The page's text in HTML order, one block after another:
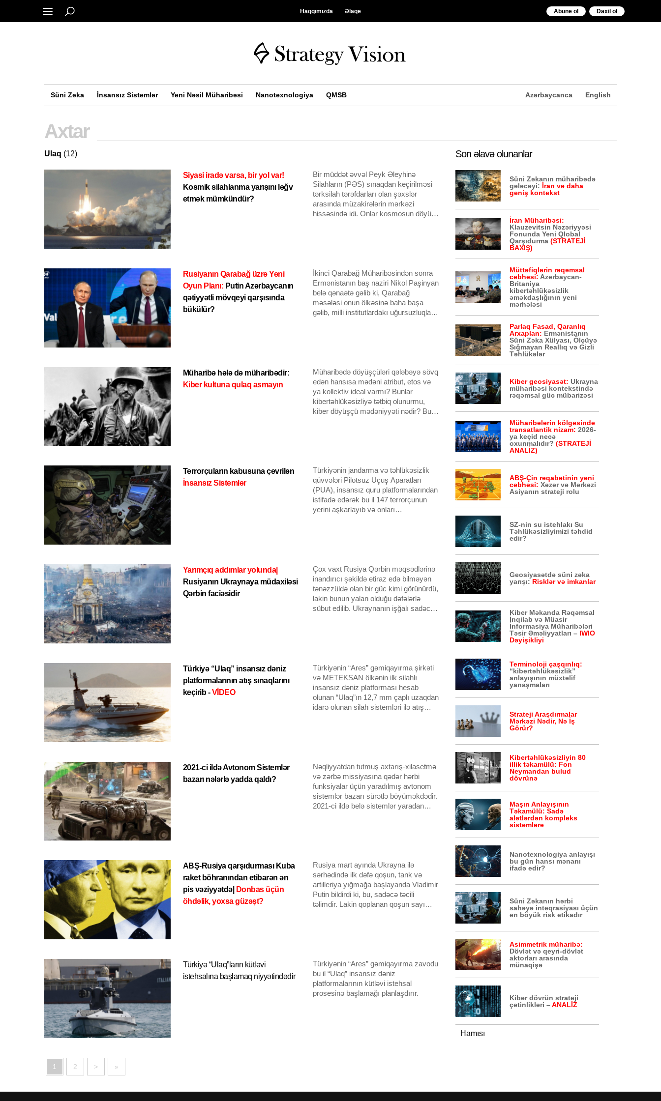
Haqqımızda Əlaqə Abunə ol Daxil ol
Süni Zəka İnsansız Sistemlər Yeni Nəsil Müharibəsi Nanotexnologiya QMSB Azərbaycanca English
Axtar
Ulaq (12)
Siyasi iradə varsa, bir yol var!
Kosmik silahlanma yarışını ləğv
etmək mümkündür?
Bir müddət əvvəl Peyk Əleyhinə
Silahların (PƏS) sınaqdan keçirilməsi
tərksilah tərəfdarları olan şəxslər
arasında müzakirələrin mərkəzi
hissəsində idi. Onlar kosmosun döyüş
Rusiyanın Qarabağ üzrə Yeni
Oyun Planı: Putin Azərbaycanın
qətiyyətli mövqeyi qarşısında
bükülür?
İkinci Qarabağ Müharibəsindən sonra
Ermənistanın baş naziri Nikol Paşinyan
belə qənaətə gəlib ki, Qarabağ
məsələsi onun ölkəsinə baha başa
gəlib, milli institutlardakı uğursuzluqları
Qarabağın separatizm iddiaları
hesabına dövlət maraqlarını
vurğulamağa yönəldi. Lakin o, ölkəsinin
istər qondarma qurum, istərsə də
Ermənistanla “birləşməsi” ilə bağlı
göstərdi.
Müharibə hələ də müharibədir:
Kiber kultuna qulaq asmayın
Müharibədə döyüşçüləri qələbəyə sövq
edən hansısa mədəni atribut, etos və
ya kollektiv ideal varmı? Bunlar
kibertəhlükəsizliyə tətbiq olunurmu,
kiber döyüşçü mədəniyyəti nədir? Bu
Terrorçuların kabusuna çevrilən
İnsansız Sistemlər
Türkiyənin jandarma və təhlükəsizlik
qüvvələri Pilotsuz Uçuş Aparatları
(PUA), insansız quru platformalarından
istifadə edərək bu il 147 terrorçunun
yerini aşkarlayıb və onları
Yarımçıq addımlar yolunda|
Rusiyanın Ukraynaya müdaxiləsi
Qərbin faciəsidir
Çox vaxt Rusiya Qərbin məqsədlərinə
inandırıcı şəkildə etiraz edə bilməyən
tənəzzüldə olan bir güc kimi görünürdü,
lakin bunun yalan olduğu dəfələrlə
sübut edilib. Ukraynanın işğalı sadəcə
Türkiyə “Ulaq” insansız dəniz
platformalarının atış sınaqlarını
keçirib -VİDEO
Türkiyənin “Ares” gəmiqayırma şirkəti
və METEKSAN ölkənin ilk silahlı
insansız dəniz platforması hesab
olunan “Ulaq”ın 12,7 mm çaplı uzaqdan
idarə olunan silah sistemləri ilə atış
2021-ci ildə Avtonom Sistemlər
bazarı nələrlə yadda qaldı?
Nəqliyyatdan tutmuş axtarış-xilasetmə
və zərbə missiyasına qədər hərbi
funksiyalar üçün yaradılmış avtonom
sistemlər bazarı sürətlə böyüməkdədir.
2021-ci ildə belə sistemlər yaradan
hərbi sistemlər daha təcrübəli, məntiqli
və daha avtonomdur.
ABŞ-Rusiya qarşıdurması Kuba
raket böhranından etibarən ən
pis vəziyyətdə| Donbas üçün
öhdəlik, yoxsa güzəşt?
Rusiya mart ayında Ukrayna ilə
sərhədində ilk dəfə qoşun, tank və
artilleriya yığmağa başlayanda Vladimir
Putin bildirdi ki, bu, sadəcə təcili
təlimdir. Lakin qoplanan qoşun sayı
Türkiyə “Ulaq”ların kütləvi
istehsalına başlamaq niyyətindədir
Türkiyənin “Ares” gəmiqayırma zavodu
bu il “Ulaq” insansız dəniz
platformalarının kütləvi istehsal
prosesinə başlamağı planlaşdırır.
1 2 > »
Son əlavə olunanlar
Süni Zəkanın müharibədə
gələcəyi: İran və daha
geniş kontekst
İran Müharibəsi:
Klauzevitsin Nəzəriyyəsi
Fonunda Yeni Qlobal
Qarşıdurma(STRATEJİ
BAXIŞ)
Müttəfiqlərin rəqəmsal
cəbhəsi: Azərbaycan-
Britaniya
kibertəhlükəsizlik
əməkdaşlığının yeni
mərhələsi
Parlaq Fasad, Qaranlıq
Arxaplan: Ermənistanın
Süni Zəka Xülyası, Ölçüyə
Sığmayan Reallıq və Gizli
Təhlükələr
Kiber geosiyasət:Ukrayna
müharibəsi kontekstində
rəqəmsal güc mübarizəsi
Müharibələrin kölgəsində
transatlantik nizam: 2026-
ya keçid necə
oxunmalıdır?(STRATEJİ
ANALİZ)
ABŞ-Çin rəqabətinin yeni
cəbhəsi: Xəzər və Mərkəzi
Asiyanın strateji rolu
SZ-nin su istehlakı Su
Təhlükəsizliyimizi təhdid
edir?
Geosiyasətdə süni zəka
yarışı: Risklər və imkanlar
Kiber Məkanda Rəqəmsal
İnqilab və Müasir
İnformasiya Müharibələri
Təsir Əməliyyatları – IWIO
Dəyişikliyi
Terminoloji çaşqınlıq:
“kibertəhlükəsizlik”
anlayışının müxtəlif
yanaşmaları
Strateji Araşdırmalar
Mərkəzi Nədir, Nə İş
Görür?
Kibertəhlükəsizliyin 80
illik təkamülü: Fon
Neymandan bulud
dövrünə
Maşın Anlayışının
Təkamülü: Sadə
alətlərdən kompleks
sistemlərə
Nanotexnologiya anlayışı
bu gün hansı mənanı
ifadə edir?
Süni Zəkanın hərbi
sahəyə inteqrasiyası üçün
ən böyük risk etikadır
Asimmetrik müharibə:
Dövlət və qeyri-dövlət
aktorları arasında
münaqişə
Kiber dövrün strateji
çətinlikləri –ANALİZ
Hamısı